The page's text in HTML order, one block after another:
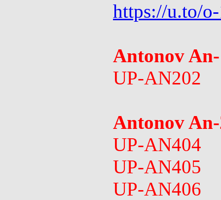
https://u.to/
Antonov
UP-AN202
Antonov
UP-AN404
UP-AN405
UP-AN406